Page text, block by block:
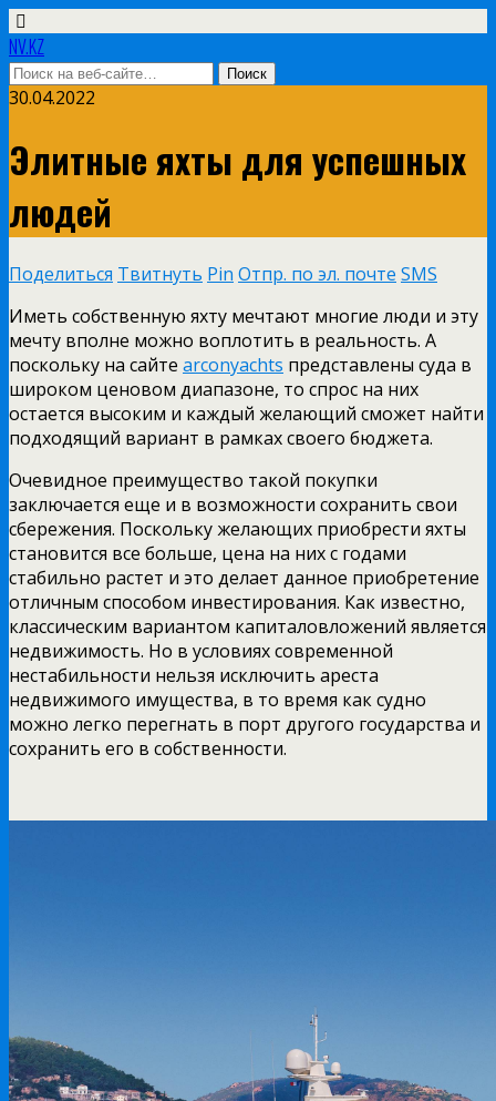
NV.KZ
30.04.2022
Элитные яхты для успешных
людей
Поделиться Твитнуть Pin Отпр. по эл. почте SMS
Иметь собственную яхту мечтают многие люди и эту
мечту вполне можно воплотить в реальность. А
поскольку на сайте arconyachts представлены суда в
широком ценовом диапазоне, то спрос на них
остается высоким и каждый желающий сможет найти
подходящий вариант в рамках своего бюджета.
Очевидное преимущество такой покупки
заключается еще и в возможности сохранить свои
сбережения. Поскольку желающих приобрести яхты
становится все больше, цена на них с годами
стабильно растет и это делает данное приобретение
отличным способом инвестирования. Как известно,
классическим вариантом капиталовложений является
недвижимость. Но в условиях современной
нестабильности нельзя исключить ареста
недвижимого имущества, в то время как судно
можно легко перегнать в порт другого государства и
сохранить его в собственности.